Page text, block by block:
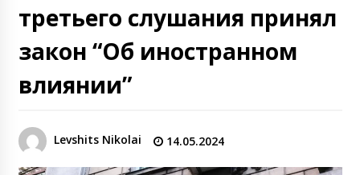
третьего слушания принял
закон “Об иностранном
влиянии”
Levshits Nikolai 14.05.2024